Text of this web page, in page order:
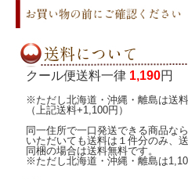
クール便送料一律 1,190円
※ただし北海道・沖縄・離島は送
（上記送料+1,100円）
同一住所で一口発送できる商品な
いただいても送料は１件分のみ、
同梱の場合は送料無料です。
※ただし北海道・沖縄・離島は